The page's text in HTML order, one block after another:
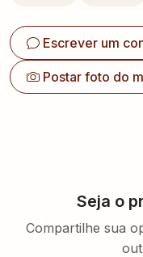
Escrever um
Postar foto do
Seja o
Compartilhe sua